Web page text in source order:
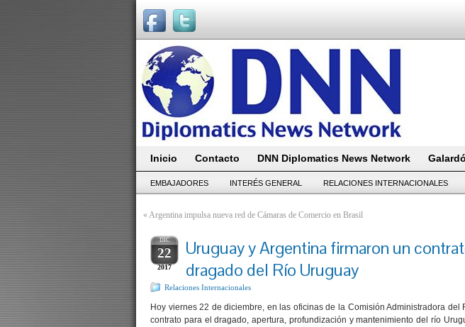
Inicio Contacto DNN Diplomatics News Network
EMBAJADORES INTERÉS GENERAL RELACIONES INTERNACIONALES
«Argentina impulsa nueva red de Cámaras de Comercio en Brasil
DIC
22
2017
Uruguay y Argentina firmaron un
dragado del Río Uruguay
Relaciones Internacionales
Hoy viernes 22 de diciembre, en las oficinas de la Comisión Administradora del
contrato para el dragado, apertura, profundización y mantenimiento del río